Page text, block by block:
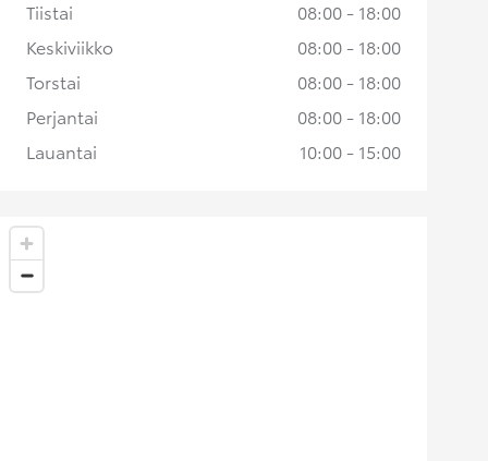
Tiistai
08:00 - 18:00
Keskiviikko
08:00 - 18:00
Torstai
08:00 - 18:00
Perjantai
08:00 - 18:00
Lauantai
10:00 - 15:00